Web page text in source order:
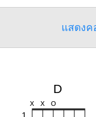
แสดง
D
X X O